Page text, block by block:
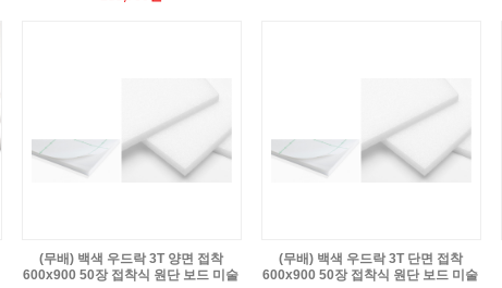
(무배) 백색 우드락 3T 양면 접착
600x900 50장 접착식 원단 보드 미술
(무배) 백색 우드락 3T 단면 접착
600x900 50장 접착식 원단 보드 미술